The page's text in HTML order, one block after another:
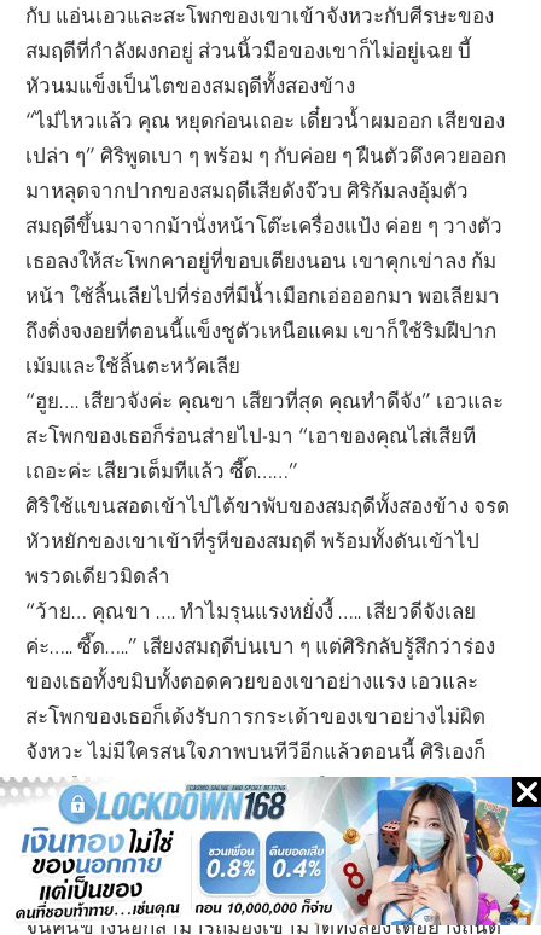
กับ แอ่นเอวและสะโพกของเขาเข้าจังหวะกับศีรษะของ
สมฤดีที่กำลังผงกอยู่ ส่วนนิ้วมือของเขาก็ไม่อยู่เฉย บี้
หัวนมแข็งเป็นไตของสมฤดีทั้งสองข้าง
“ไม๋ไหวแล้ว คุณ หยุดก่อนเถอะ เดี๋ยวน้ำผมออก เสียของ
เปล่า ๆ” ศิริพูดเบา ๆ พร้อม ๆ กับค่อย ๆ ฝืนตัวดึงควยออก
มาหลุดจากปากของสมฤดีเสียดังจ๊วบ ศิริก้มลงอุ้มตัว
สมฤดีขึ้นมาจากม้านั่งหน้าโต๊ะเครื่องแป้ง ค่อย ๆ วางตัว
เธอลงให้สะโพกคาอยู่ที่ขอบเตียงนอน เขาคุกเข่าลง ก้ม
หน้า ใช้ลิ้นเลียไปที่ร่องที่มีน้ำเมือกเอ่อออกมา พอเลียมา
ถึงติ่งจงอยที่ตอนนี้แข็งชูตัวเหนือแคม เขาก็ใช้ริมฝีปาก
เม้มและใช้ลิ้นตะหวัคเลีย
“ฮูย…. เสียวจังค่ะ คุณขา เสียวที่สุด คุณทำดีจัง” เอวและ
สะโพกของเธอก็ร่อนส่ายไป-มา “เอาของคุณไส่เสียที
เถอะค่ะ เสียวเต็มทีแล้ว ซี๊ด……”
ศิริใช้แขนสอดเข้าไปไต้ขาพับของสมฤดีทั้งสองข้าง จรด
หัวหยักของเขาเข้าที่รูหีของสมฤดี พร้อมทั้งดันเข้าไป
พรวดเดียวมิดลำ
“ว้าย… คุณขา …. ทำไมรุนแรงหยั่งงี้ ….. เสียวดีจังเลย
ค่ะ….. ซี๊ด…..” เสียงสมฤดีบ่นเบา ๆ แต่ศิริกลับรู้สึกว่าร่อง
ของเธอทั้งขมิบทั้งตอดควยของเขาอย่างแรง เอวและ
สะโพกของเธอก็เด้งรับการกระเด้าของเขาอย่างไม่ผิด
จังหวะ ไม่มีใครสนใจภาพบนทีวีอีกแล้วตอนนี้ ศิริเองก็
หน้ามืดตาลาย ดึงควยออกมาจนเกือบสุดลำแล้วกระแทก
กลับไปอย่างแรง เสียงหนอกกระทบกันดังพั่บ ๆ ทั้งสองต่าง
ก็กำลังเสียว กำลังมันกัน ศิริกระเด้า สมฤดีกระเด้ง จนไม่
ได้สังเกตุว่าประตูห้องนอนซึ่งปิดงับไว้นั้น ค่อย ๆ แง้มเปิด
จนคนข้างนอกสามารถมองเข้ามาดูทั้งสองได้อย่างถนัด